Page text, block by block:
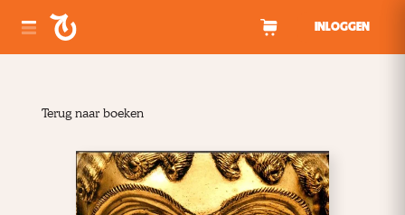
INLOGGEN
Terug naar boeken